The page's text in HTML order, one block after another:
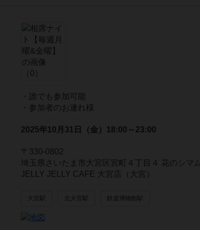
・誰でも参加可能
・参加者のお連れ様
2025年10月31日（金） 18:00～23:00
〒330-0802
埼玉県さいたま市大宮区宮町４丁目４ 花のシマ
JELLY JELLY CAFE 大宮店（大宮）
大宮駅 北大宮駅 鉄道博物館駅